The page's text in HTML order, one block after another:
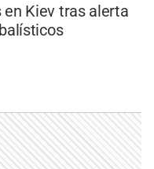
en Kiev tras alerta